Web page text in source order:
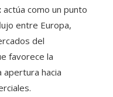
actúa como un punto
entre Europa,
del
favorece la
hacia